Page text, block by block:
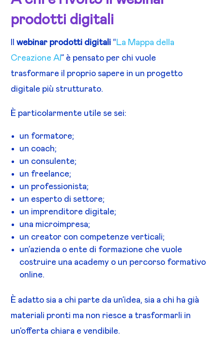
prodotti digitali
Ilwebinar prodotti digitali “La Mappa della
Creazione AI” è pensato per chi vuole
trasformare il proprio sapere in un progetto
digitale più strutturato.
È particolarmente utile se sei:
un formatore;
un coach;
un consulente;
un freelance;
un professionista;
un esperto di settore;
un imprenditore digitale;
una microimpresa;
un creator con competenze verticali;
un’azienda o ente di formazione che vuole
costruire una academy o un percorso formativo
online.
È adatto sia a chi parte da un’idea, sia a chi ha già
materiali pronti ma non riesce a trasformarli in
un’offerta chiara e vendibile.